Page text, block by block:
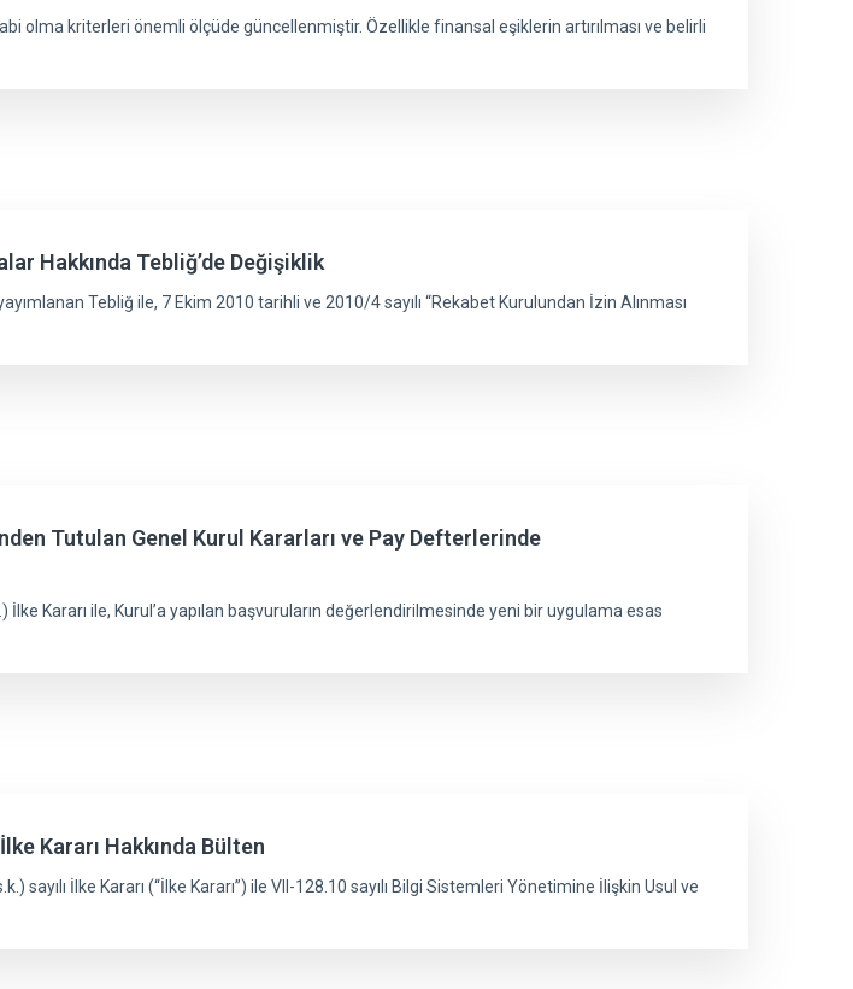
olma kriterleri önemli ölçüde güncellenmiştir. Özellikle finansal eşiklerin artırılması ve belirli
Hakkında Tebliğ’de Değişiklik
Tebliğ ile, 7 Ekim 2010 tarihli ve 2010/4 sayılı “Rekabet Kurulundan İzin Alınması
Tutulan Genel Kurul Kararları ve Pay Defterlerinde
Kararı ile, Kurul’a yapılan başvuruların değerlendirilmesinde yeni bir uygulama esas
Kararı Hakkında Bülten
İlke Kararı (“İlke Kararı”) ile VII-128.10 sayılı Bilgi Sistemleri Yönetimine İlişkin Usul ve